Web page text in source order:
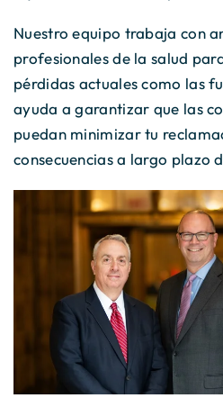
Nuestro equipo trabaja con
profesionales de la salud
pérdidas actuales como las
ayuda a garantizar que las
puedan minimizar tu
consecuencias a largo plazo